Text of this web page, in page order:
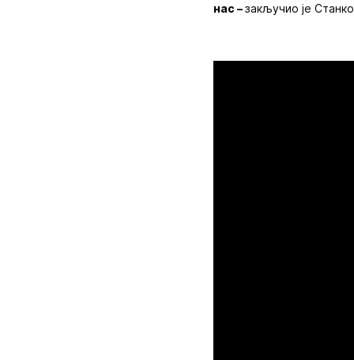
нас –закључио је